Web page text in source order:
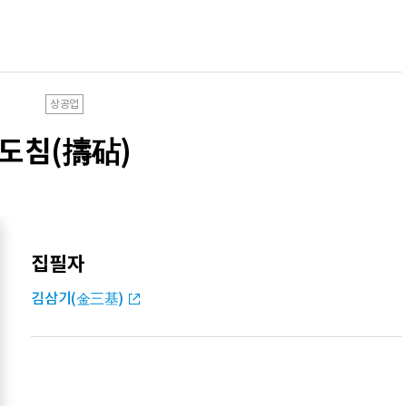
상공업
침(擣砧)
집필자
김삼기(金三基)